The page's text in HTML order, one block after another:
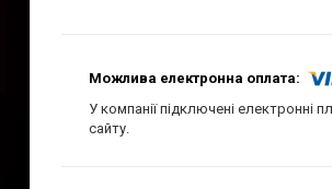
У компанії підключені електронні
сайту.